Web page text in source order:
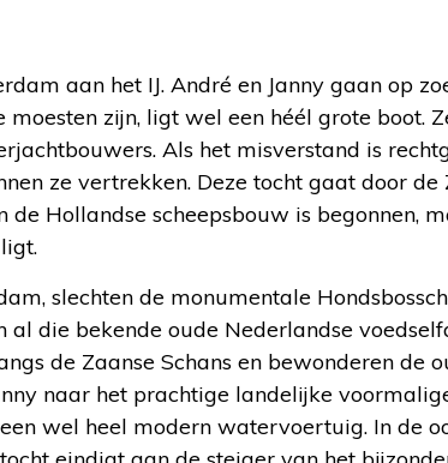
aan het IJ. André en Janny gaan op
zijn, ligt wel een héél grote boot.
Als het misverstand is
ze vertrekken. Deze tocht gaat door de
Hollandse scheepsbouw is begonnen,
slechten de monumentale
die bekende oude Nederlandse
de Zaanse Schans en bewonderen de
naar het prachtige landelijke
wel heel modern watervoertuig. In de